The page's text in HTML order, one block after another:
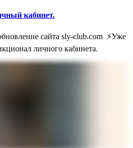
кабинет.
сайта sly-club.com ⚡️Уже
личного кабинета.